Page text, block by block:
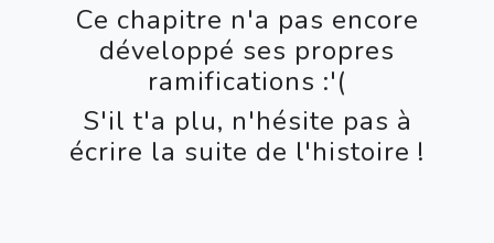
Ce chapitre n'a pas encore
développé ses propres
ramifications :'(
S'il t'a plu, n'hésite pas à
écrire la suite de l'histoire !